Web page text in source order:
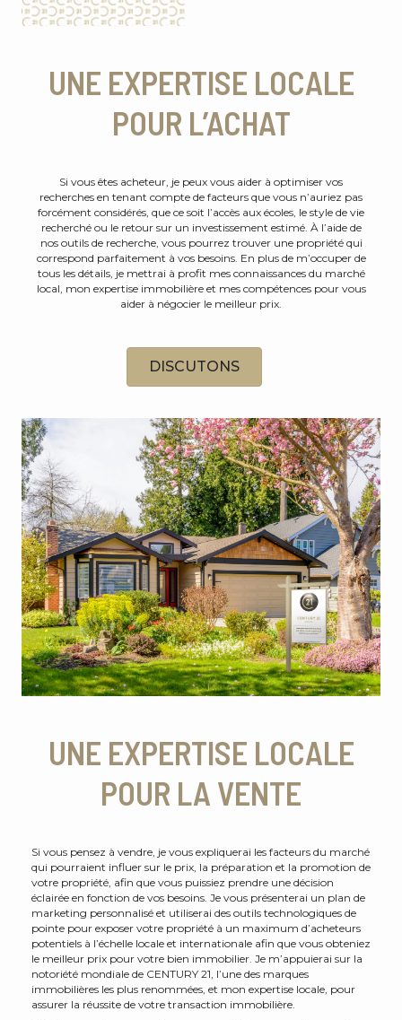
UNE EXPERTISE LOCALE
POUR L’ACHAT
Si vous êtes acheteur, je peux vous aider à optimiser vos
recherches en tenant compte de facteurs que vous n’auriez pas
forcément considérés, que ce soit l’accès aux écoles, le style de vie
recherché ou le retour sur un investissement estimé. À l’aide de
nos outils de recherche, vous pourrez trouver une propriété qui
correspond parfaitement à vos besoins. En plus de m’occuper de
tous les détails, je mettrai à profit mes connaissances du marché
local, mon expertise immobilière et mes compétences pour vous
aider à négocier le meilleur prix.
DISCUTONS
UNE EXPERTISE LOCALE
POUR LA VENTE
Si vous pensez à vendre, je vous expliquerai les facteurs du marché
qui pourraient influer sur le prix, la préparation et la promotion de
votre propriété, afin que vous puissiez prendre une décision
éclairée en fonction de vos besoins. Je vous présenterai un plan de
marketing personnalisé et utiliserai des outils technologiques de
pointe pour exposer votre propriété à un maximum d’acheteurs
potentiels à l’échelle locale et internationale afin que vous obteniez
le meilleur prix pour votre bien immobilier. Je m’appuierai sur la
notoriété mondiale de CENTURY 21, l’une des marques
immobilières les plus renommées, et mon expertise locale, pour
assurer la réussite de votre transaction immobilière.